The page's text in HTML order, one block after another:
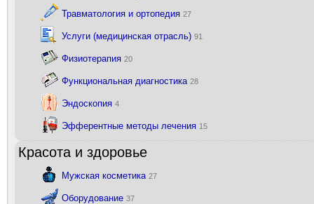
Травматология и ортопедия 27
Услуги (медицинская отрасль) 91
Физиотерапия 20
Функциональная диагностика 28
Эндоскопия 4
Эфферентные методы лечения 15
Красота и здоровье
Мужская косметика 27
Оборудование 37